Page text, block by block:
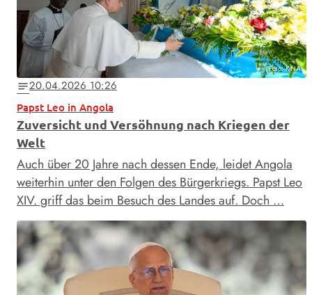
Foto: KNA
notes20.04.2026 10:26
Papst Leo in Angola
Zuversicht und Versöhnung nach Kriegen der
Welt
Auch über 20 Jahre nach dessen Ende, leidet Angola
weiterhin unter den Folgen des Bürgerkriegs. Papst Leo
XIV. griff das beim Besuch des Landes auf. Doch …